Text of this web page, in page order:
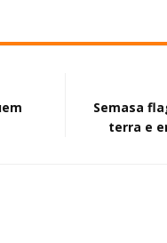
Semasa
terra e